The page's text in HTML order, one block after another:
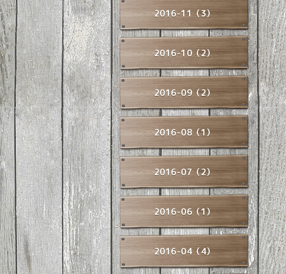
2016-11（3）
2016-10（2）
2016-09（2）
2016-08（1）
2016-07（2）
2016-06（1）
2016-04（4）